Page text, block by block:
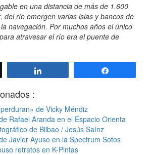
en una distancia de más de 1.600
del río emergen varias islas y bancos de
navegación. Por muchos años el único
atravesar el río era el puente de
:
de Vicky Méndiz
Rafael Aranda en el Espacio Orienta
de Bilbao / Jesús Saínz
Javier Ayuso en la Spectrum Sotos
retratos en K-Pintas